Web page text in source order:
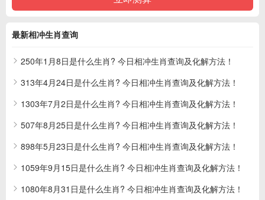
最新相冲生肖查询
250年1月8日是什么生肖? 今日相冲生肖查询及化解方法！
313年4月24日是什么生肖? 今日相冲生肖查询及化解方法！
1303年7月2日是什么生肖? 今日相冲生肖查询及化解方法！
507年8月25日是什么生肖? 今日相冲生肖查询及化解方法！
898年5月23日是什么生肖? 今日相冲生肖查询及化解方法！
1059年9月15日是什么生肖? 今日相冲生肖查询及化解方法！
1080年8月31日是什么生肖? 今日相冲生肖查询及化解方法！